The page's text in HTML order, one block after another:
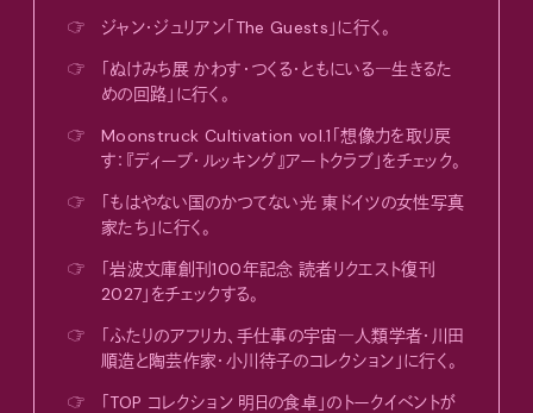
☞
ジャン・ジュリアン「The Guests」に行く。
☞
「ぬけみち展 かわす・つくる・ともにいる―生きるた
めの回路」に行く。
☞
Moonstruck Cultivation vol.1「想像力を取り戻
す：『ディープ・ルッキング』アートクラブ」をチェック。
☞
「もはやない国のかつてない光 東ドイツの女性写真
家たち」に行く。
☞
「岩波文庫創刊100年記念 読者リクエスト復刊
2027」をチェックする。
☞
「ふたりのアフリカ、手仕事の宇宙―人類学者・川田
順造と陶芸作家・小川待子のコレクション」に行く。
☞
「TOP コレクション 明日の食卓」のトークイベントが